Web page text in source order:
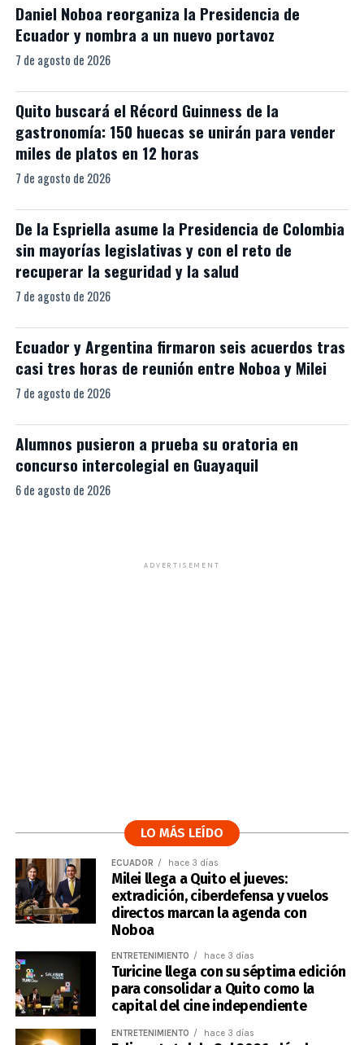
Daniel Noboa reorganiza la Presidencia de
Ecuador y nombra a un nuevo portavoz
7 de agosto de 2026
Quito buscará el Récord Guinness de la
gastronomía: 150 huecas se unirán para vender
miles de platos en 12 horas
7 de agosto de 2026
De la Espriella asume la Presidencia de Colombia
sin mayorías legislativas y con el reto de
recuperar la seguridad y la salud
7 de agosto de 2026
Ecuador y Argentina firmaron seis acuerdos tras
casi tres horas de reunión entre Noboa y Milei
7 de agosto de 2026
Alumnos pusieron a prueba su oratoria en
concurso intercolegial en Guayaquil
6 de agosto de 2026
ADVERTISEMENT
LO MÁS LEÍDO
ECUADOR hace 3 días
Milei llega a Quito el jueves:
extradición, ciberdefensa y vuelos
directos marcan la agenda con
Noboa
ENTRETENIMIENTO hace 3 días
Turicine llega con su séptima edición
para consolidar a Quito como la
capital del cine independiente
ENTRETENIMIENTO hace 3 días